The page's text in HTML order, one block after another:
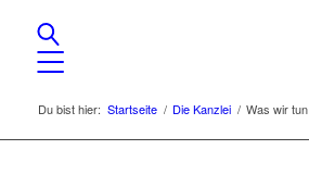
Du bist hier: Startseite / Die Kanzlei / Was wir tun